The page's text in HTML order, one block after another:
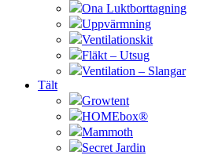
Ona Luktborttagning
Uppvärmning
Ventilationskit
Fläkt – Utsug
Ventilation – Slangar
Tält
Growtent
HOMEbox®
Mammoth
Secret Jardin